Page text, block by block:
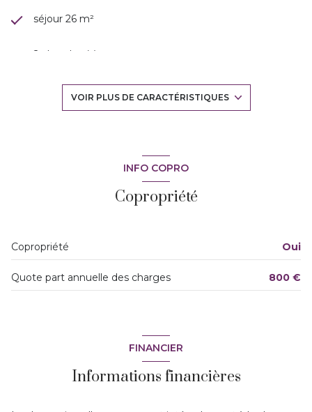
séjour 26 m²
2 chambre(s)
Chauffage individuel : air pulsé (climatisation)
vue DEGAGEE
VOIR PLUS DE CARACTÉRISTIQUES
INFO COPRO
Copropriété
Copropriété Oui
Quote part annuelle des charges 800 €
FINANCIER
Informations financières